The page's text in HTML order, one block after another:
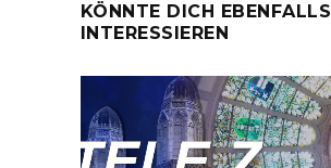
KÖNNTE DICH EBENFALLS
INTERESSIEREN